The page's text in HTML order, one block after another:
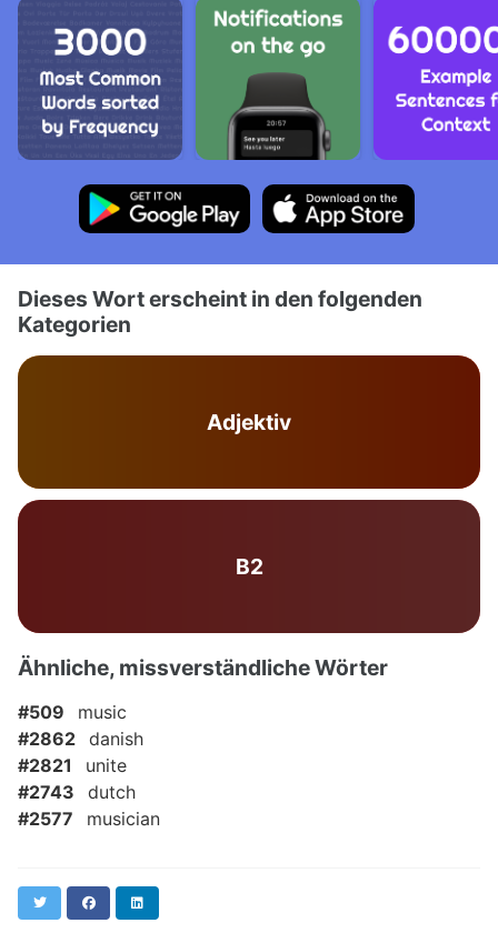
Dieses Wort erscheint in den folgenden
Kategorien
Adjektiv
B2
Ähnliche, missverständliche Wörter
#509
music
#2862 danish
#2821
unite
#2743
dutch
#2577
musician
Twitter Facebook